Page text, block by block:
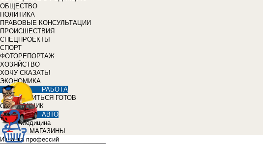
ОБЩЕСТВО
ПОЛИТИКА
ПРАВОВЫЕ КОНСУЛЬТАЦИИ
ПРОИСШЕСТВИЯ
СПЕЦПРОЕКТЫ
СПОРТ
ФОТОРЕПОРТАЖ
ХОЗЯЙСТВО
ХОЧУ СКАЗАТЬ!
ЭКОНОМИКА
РАБОТА
УЧИТЬСЯ ГОТОВ
СПРАВОЧНИК
АВТО
Медицина
МАГАЗИНЫ
Изнанка профессий